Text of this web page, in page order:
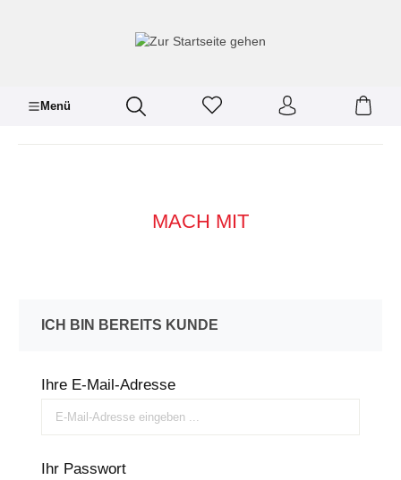
Menü
MACH MIT
ICH BIN BEREITS KUNDE
Ihre E-Mail-Adresse
Ihr Passwort